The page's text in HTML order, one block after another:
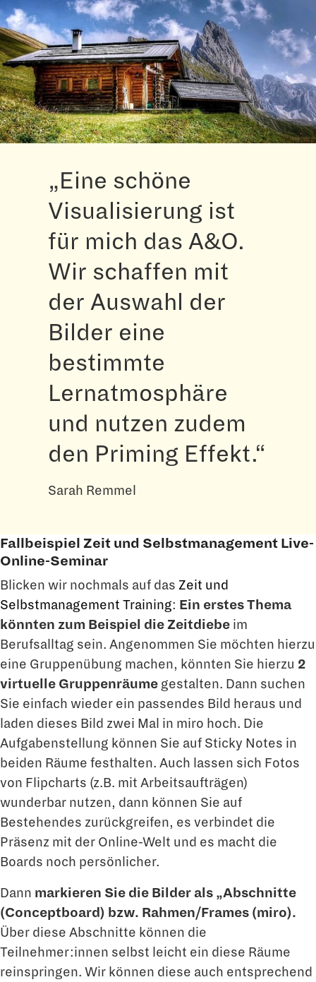
„Eine schöne
Visualisierung ist
für mich das A&O.
Wir schaffen mit
der Auswahl der
Bilder eine
bestimmte
Lernatmosphäre
und nutzen zudem
den Priming Effekt.“
Sarah Remmel
Fallbeispiel Zeit und Selbstmanagement Live-
Online-Seminar
Blicken wir nochmals auf das Zeit und
Selbstmanagement Training: Ein erstes Thema
könnten zum Beispiel die Zeitdiebe im
Berufsalltag sein. Angenommen Sie möchten hierzu
eine Gruppenübung machen, könnten Sie hierzu 2
virtuelle Gruppenräume gestalten. Dann suchen
Sie einfach wieder ein passendes Bild heraus und
laden dieses Bild zwei Mal in miro hoch. Die
Aufgabenstellung können Sie auf Sticky Notes in
beiden Räume festhalten. Auch lassen sich Fotos
von Flipcharts (z.B. mit Arbeitsaufträgen)
wunderbar nutzen, dann können Sie auf
Bestehendes zurückgreifen, es verbindet die
Präsenz mit der Online-Welt und es macht die
Boards noch persönlicher.
Dann markieren Sie die Bilder als „Abschnitte
(Conceptboard) bzw. Rahmen/Frames (miro).
Über diese Abschnitte können die
Teilnehmer:innen selbst leicht ein diese Räume
reinspringen. Wir können diese auch entsprechend